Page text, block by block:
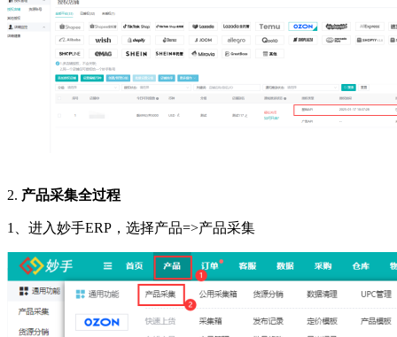
2. 产品采集全过程
1、进入妙手ERP，选择产品=>产品采集